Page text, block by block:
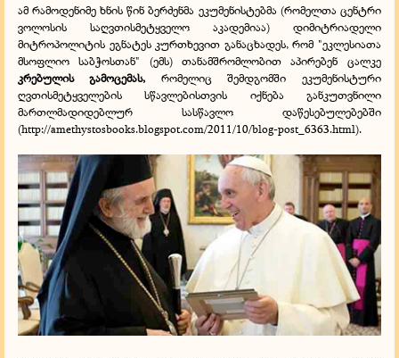
ამ რამოდენიმე ხნის წინ ბერძენმა ეკუმენისტებმა (რომელთა ცენტრი
ვოლოსის საღვთისმეტყველო აკადემიაა) დიმიტრიადელი
მიტროპოლიტის ეგნატეს კურთხევით განაცხადეს, რომ "ეკლესიათა
მსოფლიო საბჭოსთან" (ემს) თანამშრომლობით აპირებენ ცალკე
კრებულის გამოცემას, რომელიც შემდგომში ეკუმენისტური
ღვთისმეტყველების სწავლებისთვის იქნება განკუთვნილი
მართლმადიდებლურ სასწავლო დაწესებულებებში
(http://amethystosbooks.blogspot.com/2011/10/blog-post_6363.html).